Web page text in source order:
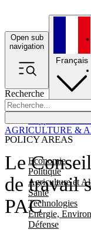
Open sub
navigation
Recherche
POLICY AREAS
Economie
Politique
Agriculture et
Santé
Technologies
Energie,
Défense
Français
Le
de travail
PAC
AGRICULTURE &